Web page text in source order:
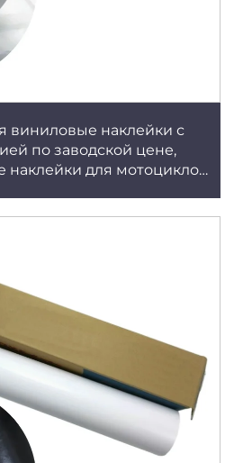
виниловые наклейки с
по заводской цене,
наклейки для мотоциклов,